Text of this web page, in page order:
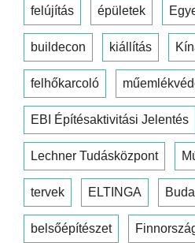
felújítás épületek
buildecon kiállítás
felhőkarcoló
EBI Építésaktivitási Jelentés
Lechner Tudásközpont
tervek ELTINGA
belsőépítészet